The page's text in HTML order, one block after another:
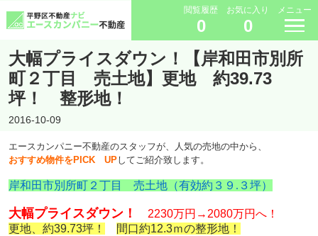
閲覧履歴
0
お気に入り
0
メニュー
大幅プライスダウン！【岸和田市別所
町２丁目 売土地】更地 約39.73
坪！ 整形地！
2016-10-09
エースカンパニー不動産のスタッフが、人気の売地の中から、
おすすめ物件をPICK UPしてご紹介致します。
岸和田市別所町２丁目 売土地（有効約３９.３坪）
大幅プライスダウン！ 2230万円→2080万円へ！
更地、約39.73坪！
間口約12.3ｍの整形地！